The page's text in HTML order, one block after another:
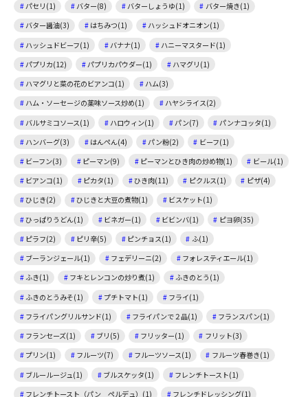
パセリ(1)
バター(8) バターしょうゆ(1)
バター焼き(1)
バター醤油(3)
はちみつ(1)
ハッシュドオニオン(1)
ハッシュドビーフ(1)
バナナ(1)
ハニーマスタード(1)
パプリカ(12)
パプリカパウダー(1)
ハマグリ(1)
ハマグリと菜の花のビアンコ(1)
ハム(3)
ハム・ソーセージの薬味ソース炒め(1)
ハヤシライス(2)
バルサミコソース(1)
ハロウィン(1) パン(7)
パンナコッタ(1)
ハンバーグ(3)
はんぺん(4) パン粉(2)
ビーフ(1)
ビーフン(3)
ピーマン(9) ピーマンとひき肉の炒め物(1)
ビール(1)
ビアンコ(1)
ピカタ(1) ひき肉(11) ピクルス(1)
ピザ(4)
ひじき(2)
ひじきと大豆の煮物(1)
ビスケット(1)
ひっぱりうどん(1)
ビネガー(1) ビビンバ(1)
ピヨ卵(35)
ピラフ(2)
ピリ辛(5) ピンチョス(1)
ふ(1)
ブーランジェール(1)
フェデリーニ(2)
フォレスティエール(1)
ふき(1)
フキとレンコンの炒り煮(1)
ふきのとう(1)
ふきのとうみそ(1)
プチトマト(1)
フライ(1)
フライパングリルサンド(1)
フライパンで２品(1)
フランスパン(1)
フランセーズ(1)
ブリ(5) フリッター(1)
フリット(3)
プリン(1)
フルーツ(7) フルーツソース(1)
フルーツ春巻き(1)
ブルールージュ(1)
ブルスケッタ(1)
フレンチトースト(1)
フレンチトースト（パン ペルデュ）(1)
フレンチドレッシング(1)